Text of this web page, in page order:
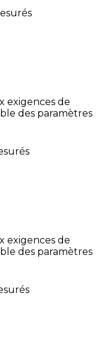
exigences de
des paramètres
exigences de
des paramètres